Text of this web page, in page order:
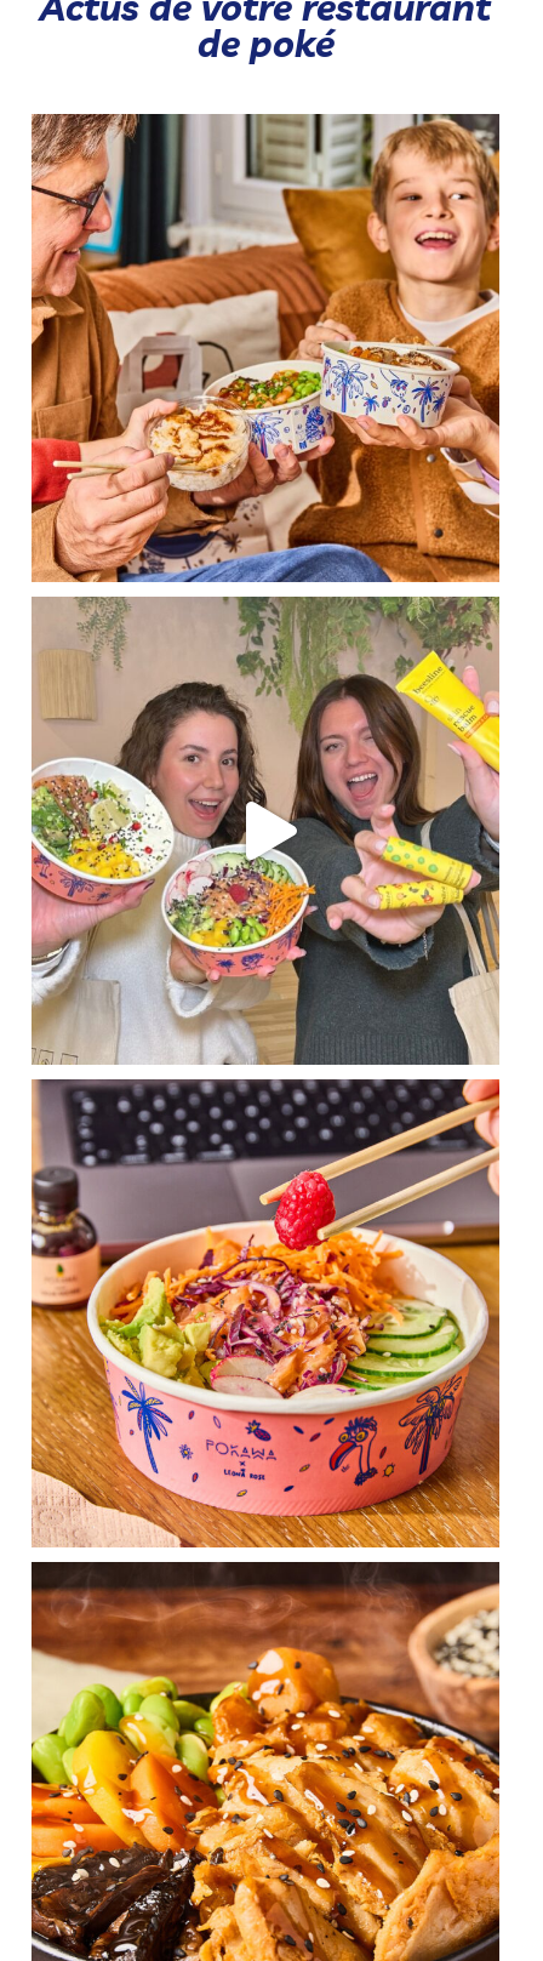
de poké
Notre gamme chaude rassemble 🥰 Nos Hot Pokés et...
JEU CONCOURS POKAWA x BEESLINE 🐝 😍
...
Le poké qui met tout le monde d’accord 😍​
...
Affronte le froid en dégustant notre Tériyaki Hot...